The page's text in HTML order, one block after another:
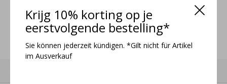
Krijg 10% korting op je
eerstvolgende bestelling*
Sie können jederzeit kündigen. *Gilt nicht für Artikel
im Ausverkauf